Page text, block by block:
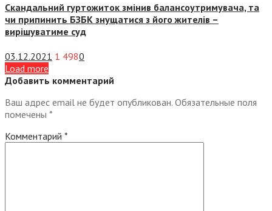
Скандальний гуртожиток змінив балансоутримувача, та
чи припинить БЗБК знущатися з його жителів –
вирішуватиме суд
03.12.2021 1 4980
Load more
Добавить комментарий
Ваш адрес email не будет опубликован. Обязательные поля
помечены *
Комментарий *